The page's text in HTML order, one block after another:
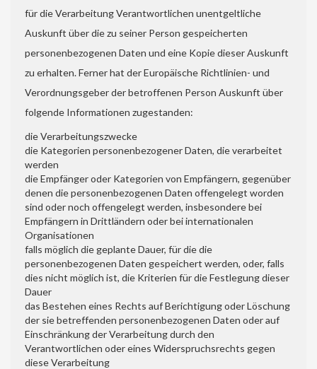
für die Verarbeitung Verantwortlichen unentgeltliche
Auskunft über die zu seiner Person gespeicherten
personenbezogenen Daten und eine Kopie dieser Auskunft
zu erhalten. Ferner hat der Europäische Richtlinien- und
Verordnungsgeber der betroffenen Person Auskunft über
folgende Informationen zugestanden:
die Verarbeitungszwecke
die Kategorien personenbezogener Daten, die verarbeitet
werden
die Empfänger oder Kategorien von Empfängern, gegenüber
denen die personenbezogenen Daten offengelegt worden
sind oder noch offengelegt werden, insbesondere bei
Empfängern in Drittländern oder bei internationalen
Organisationen
falls möglich die geplante Dauer, für die die
personenbezogenen Daten gespeichert werden, oder, falls
dies nicht möglich ist, die Kriterien für die Festlegung dieser
Dauer
das Bestehen eines Rechts auf Berichtigung oder Löschung
der sie betreffenden personenbezogenen Daten oder auf
Einschränkung der Verarbeitung durch den
Verantwortlichen oder eines Widerspruchsrechts gegen
diese Verarbeitung